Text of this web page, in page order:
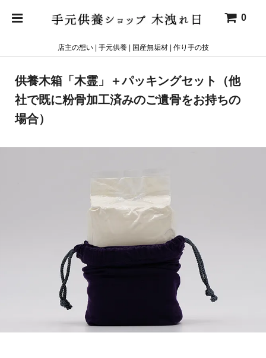
0
店主の想い| 手元供養| 国産無垢材| 作り手の技
供養木箱「木霊」＋パッキングセット（他
社で既に粉骨加工済みのご遺骨をお持ちの
場合）